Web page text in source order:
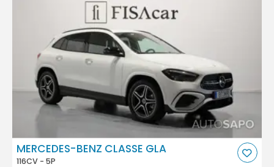
MERCEDES-BENZ CLASSE GLA
116CV - 5P